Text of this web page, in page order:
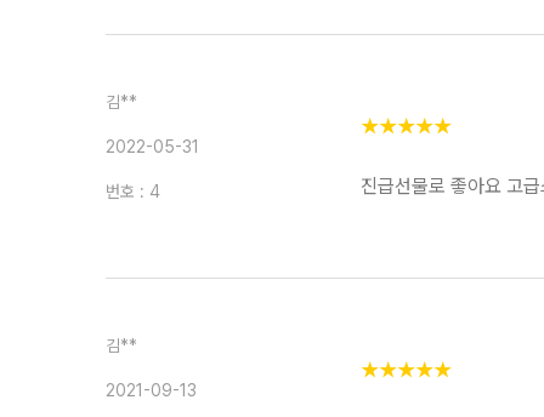
김**
2022-05-31
번호 : 4
★★★★★
진급선물로 좋아요 고
김**
2021-09-13
★★★★★